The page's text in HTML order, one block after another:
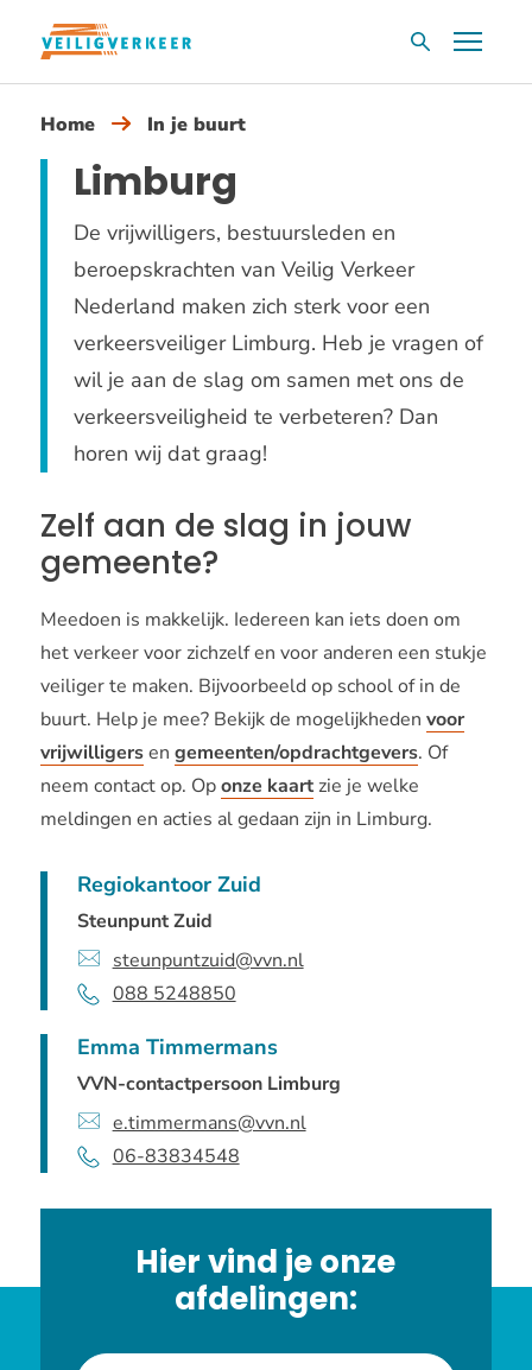
Overslaan
inhoud
ZoekvakMenu
Home In je buurt
Limburg
De vrijwilligers, bestuursleden en
beroepskrachten van Veilig Verkeer
Nederland maken zich sterk voor een
verkeersveiliger Limburg. Heb je vragen of
wil je aan de slag om samen met ons de
verkeersveiligheid te verbeteren? Dan
horen wij dat graag!
Zelf aan de slag in jouw
gemeente?
Meedoen is makkelijk. Iedereen kan iets doen om
het verkeer voor zichzelf en voor anderen een stukje
veiliger te maken. Bijvoorbeeld op school of in de
buurt. Help je mee? Bekijk de mogelijkheden voor
vrijwilligersen gemeenten/opdrachtgevers. Of
neem contact op. Oponze kaartzie je welke
meldingen en acties al gedaan zijn in Limburg.
Contactpersonen
Regiokantoor Zuid
Steunpunt Zuid
steunpuntzuid@vvn.nl
088 5248850
Emma Timmermans
VVN-contactpersoon Limburg
e.timmermans@vvn.nl
06-83834548
Hier vind je onze
afdelingen: